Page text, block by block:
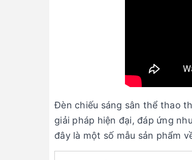
Đèn chiếu sáng sân thể thao
giải pháp hiện đại, đáp ứng
đây là một số mẫu sản phẩm